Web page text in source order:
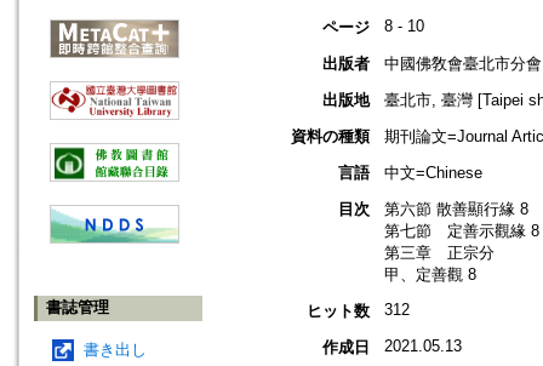
書誌管理
書き出し
ページ 8 - 10
出版者
中國佛敎會臺北市分會
出版地
臺北市, 臺灣 [Taipei
資料の種類
期刊論文=Journal
言語
中文=Chinese
目次
第六節 散善顯行緣 8
第七節 定善示觀緣 8
第三章 正宗分
甲、定善觀 8
ヒット数
312
作成日 2021.05.13